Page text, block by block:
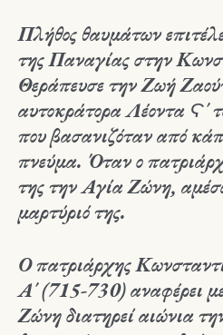
Πλήθος θαυμάτων
της Παναγίας στην
Θεράπευσε την Ζωή
αυτοκράτορα Λέοντα Ϛ΄
που βασανιζόταν από
πνεύμα. Όταν ο
της την Αγία Ζώνη,
μαρτύριό της.
Ο πατριάρχης
Α΄ (715-730) αναφέρει
Ζώνη διατηρεί αιώνια